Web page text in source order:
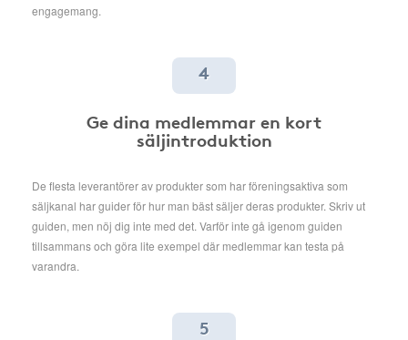
engagemang.
4
Ge dina medlemmar en kort
säljintroduktion
De flesta leverantörer av produkter som har föreningsaktiva som
säljkanal har guider för hur man bäst säljer deras produkter. Skriv ut
guiden, men nöj dig inte med det. Varför inte gå igenom guiden
tillsammans och göra lite exempel där medlemmar kan testa på
varandra.
5